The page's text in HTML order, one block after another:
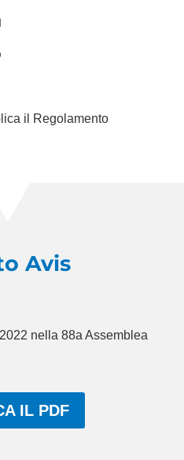
il Regolamento
Avis
nella 88a Assemblea
IL PDF